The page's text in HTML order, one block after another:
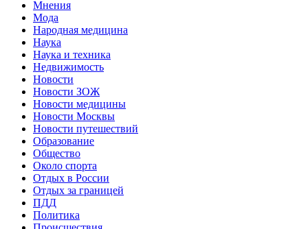
Мнения
Мода
Народная медицина
Наука
Наука и техника
Недвижимость
Новости
Новости ЗОЖ
Новости медицины
Новости Москвы
Новости путешествий
Образование
Общество
Около спорта
Отдых в России
Отдых за границей
ПДД
Политика